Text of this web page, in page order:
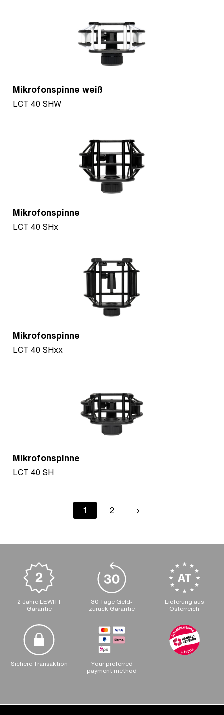
Mikrofonspinne weiß
LCT 40 SHW
Mikrofonspinne
LCT 40 SHx
Mikrofonspinne
LCT 40 SHxx
Mikrofonspinne
LCT 40 SH
Current
page
1 Page
2
Next
›
2 Jahre LEWITT
Garantie
30 Tage Geld-
zurück Garantie
Lieferung aus
Österreich
Sichere Transaktion
Your preferred
payment method